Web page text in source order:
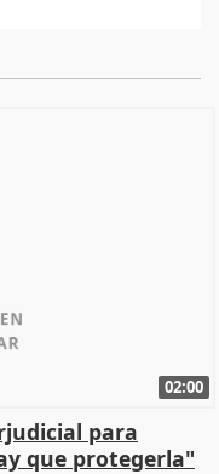
02:00
para
que protegerla"